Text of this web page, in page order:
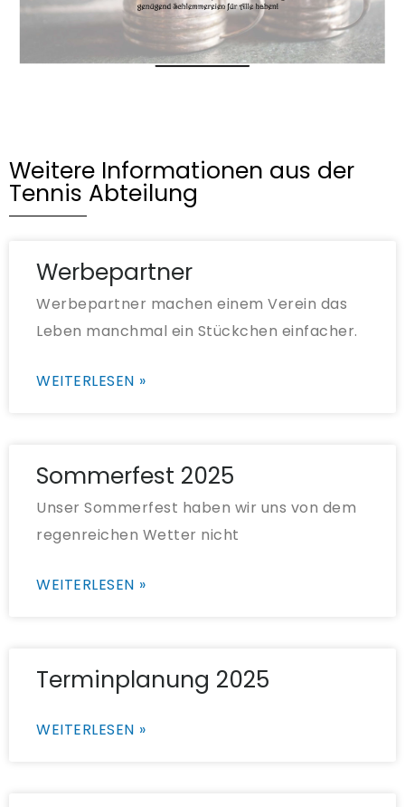
Weitere Informationen aus der
Tennis Abteilung
Werbepartner
Werbepartner machen einem Verein das
Leben manchmal ein Stückchen einfacher.
WEITERLESEN »
Sommerfest 2025
Unser Sommerfest haben wir uns von dem
regenreichen Wetter nicht
WEITERLESEN »
Terminplanung 2025
WEITERLESEN »